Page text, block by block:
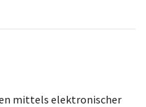
mittels elektronischer